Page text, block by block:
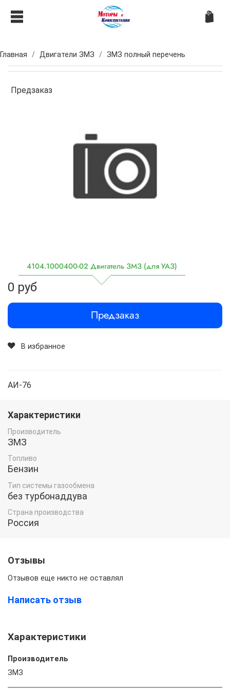
Главная Двигатели ЗМЗ ЗМЗ полный перечень
Предзаказ
4104.1000400-02 Двигатель ЗМЗ (для УАЗ)
0 руб
Предзаказ
В избранное
АИ-76
Характеристики
Производитель
ЗМЗ
Топливо
Бензин
Тип системы газообмена
без турбонаддува
Страна производства
Россия
Отзывы
Отзывов еще никто не оставлял
Написать отзыв
Характеристики
Производитель
ЗМЗ